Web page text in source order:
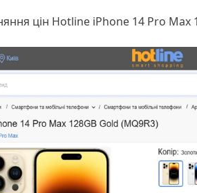
цін Hotline iPhone 14 Pro Max